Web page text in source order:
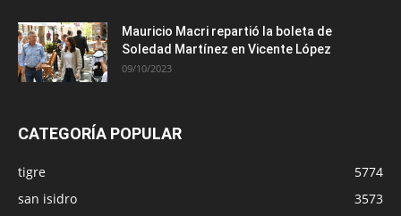
Mauricio Macri repartió la boleta de
Soledad Martínez en Vicente López
09/10/2023
CATEGORÍA POPULAR
tigre
5774
san isidro
3573